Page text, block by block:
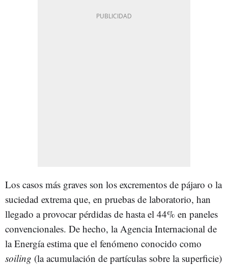
Los casos más graves son los excrementos de pájaro o la
suciedad extrema que, en pruebas de laboratorio, han
llegado a provocar pérdidas de hasta el 44% en paneles
convencionales. De hecho, la Agencia Internacional de
la Energía estima que el fenómeno conocido como
soiling (la acumulación de partículas sobre la superficie)